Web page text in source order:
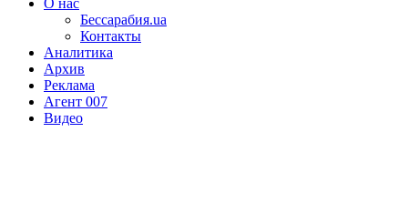
О нас
Бессарабия.ua
Контакты
Аналитика
Архив
Реклама
Агент 007
Видео